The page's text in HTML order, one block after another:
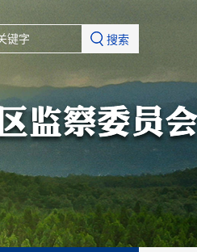
搜索